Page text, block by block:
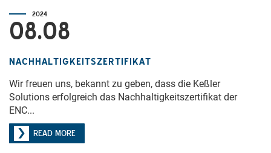
2024
08.08
NACHHALTIGKEITSZERTIFIKAT
Wir freuen uns, bekannt zu geben, dass die Keßler
Solutions erfolgreich das Nachhaltigkeitszertifikat der
ENC...
READ MORE